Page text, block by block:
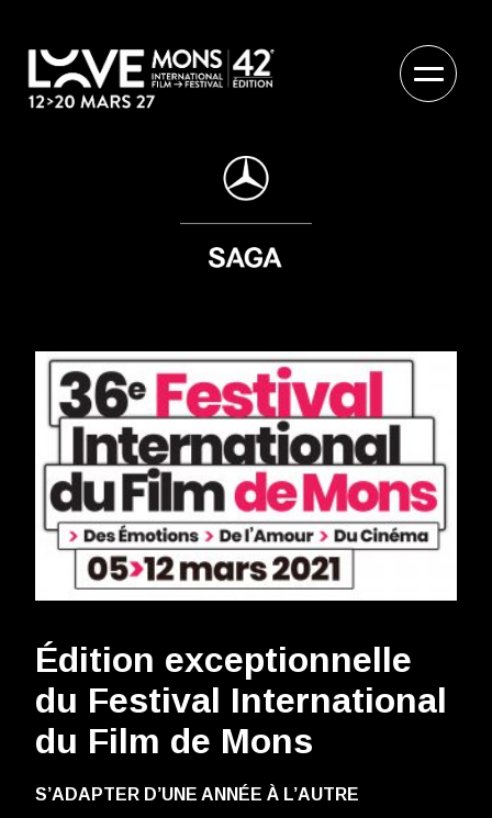
Édition exceptionnelle
du Festival International
du Film de Mons
S’ADAPTER D’UNE ANNÉE À L’AUTRE